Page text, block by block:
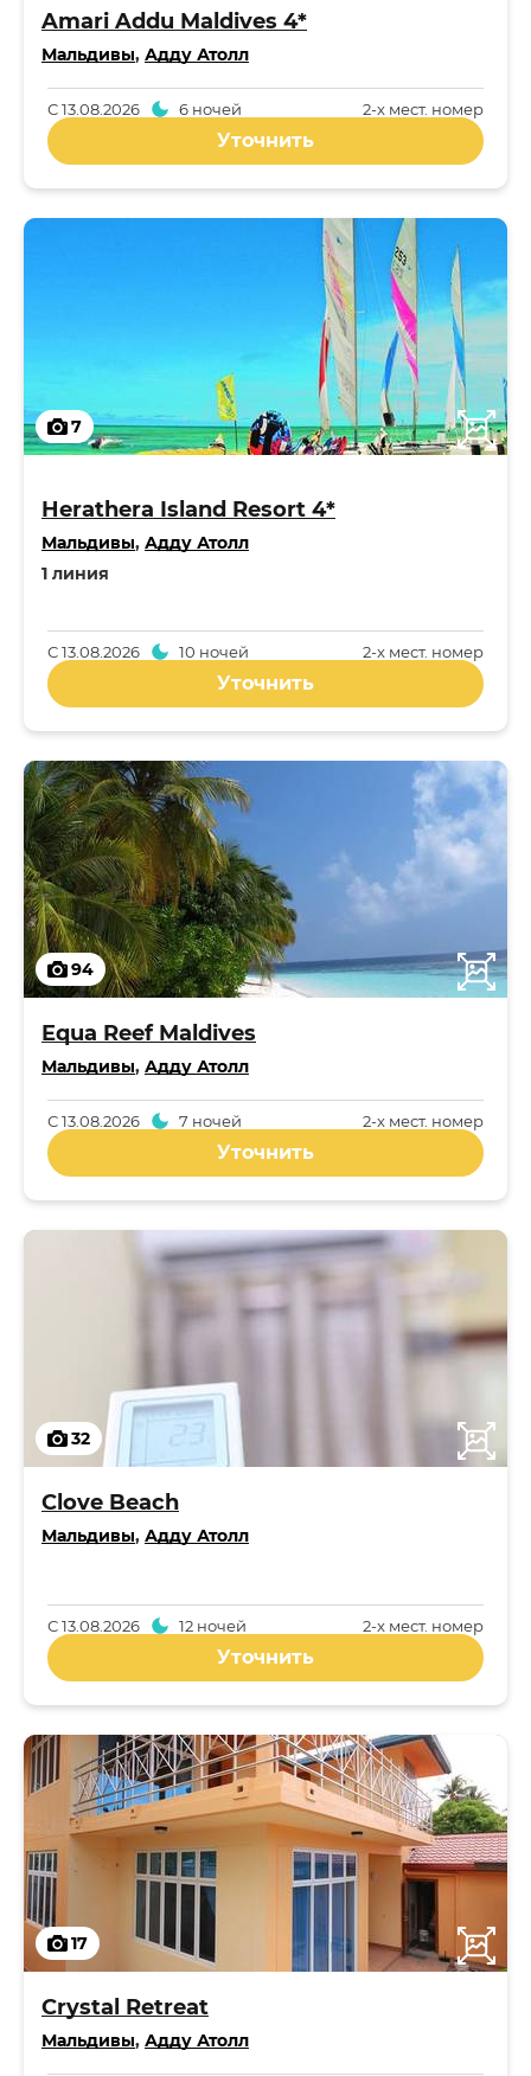
Amari Addu Maldives 4*
Мальдивы, Адду Атолл
2-x мест. номер
С13.08.2026 6 ночей
Уточнить
7
Herathera Island Resort 4*
Мальдивы, Адду Атолл
1 линия
2-x мест. номер
С13.08.2026 10 ночей
Уточнить
94
Equa Reef Maldives
Мальдивы, Адду Атолл
2-x мест. номер
С13.08.2026 7 ночей
Уточнить
32
Clove Beach
Мальдивы, Адду Атолл
2-x мест. номер
С13.08.2026 12 ночей
Уточнить
17
Crystal Retreat
Мальдивы, Адду Атолл